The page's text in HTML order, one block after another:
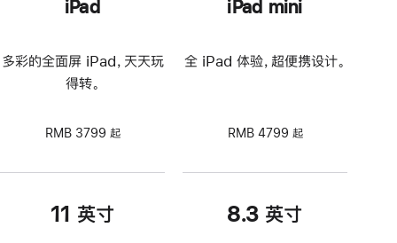
iPad
多彩的全面屏 iPad，天天玩
得转。
RMB 3799 起
11 英寸
iPad mini
全 iPad 体验，超便携设计。
RMB 4799 起
8.3 英寸